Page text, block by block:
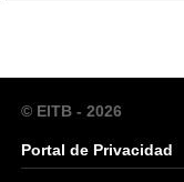
© EITB - 2026
Portal de Privacidad